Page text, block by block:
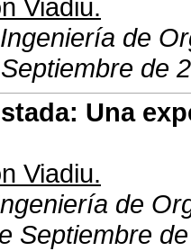
Viadiu.
de
de
Una
Viadiu.
de
Septiembre